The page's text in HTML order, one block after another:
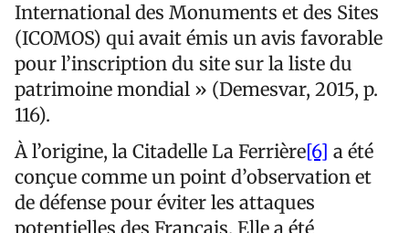
International des Monuments et des Sites
(ICOMOS) qui avait émis un avis favorable
pour l’inscription du site sur la liste du
patrimoine mondial » (Demesvar, 2015, p.
116).
À l’origine, la Citadelle La Ferrière[6] a été
conçue comme un point d’observation et
de défense pour éviter les attaques
potentielles des Français. Elle a été